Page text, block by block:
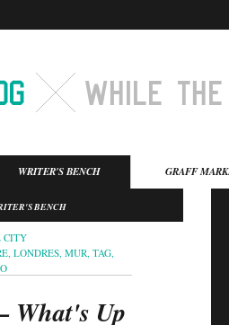
WRITER'S BENCH GRAFF
BENCH
CITY
,LONDRES ,MUR ,TAG
What's Up